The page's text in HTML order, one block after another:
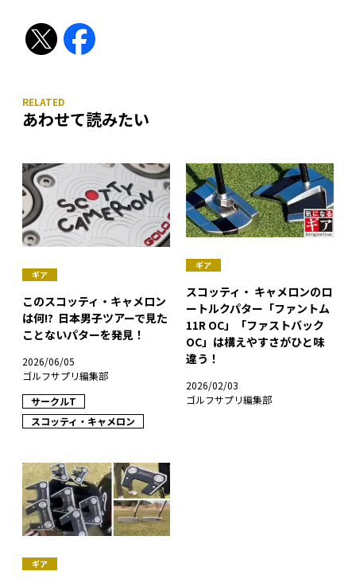
あわせて読みたい
ギア
このスコッティ・キャメロン
は何!? 日本男子ツアーで見た
ことないパターを発見！
2026/06/05
ゴルフサプリ編集部
サークルT
スコッティ・キャメロン
ギア
スコッティ・ キャメロンのロ
ートルクパター「ファントム
11R OC」「ファストバック
OC」は構えやすさがひと味
違う！
2026/02/03
ゴルフサプリ編集部
ギア